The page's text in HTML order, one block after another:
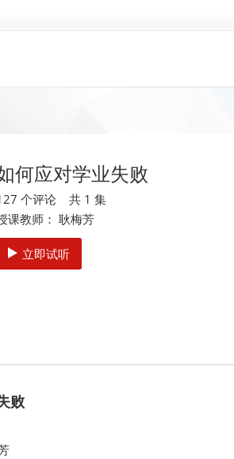
何应对学业失败
个评论 共 1 集
课教师： 耿梅芳
立即试听
败